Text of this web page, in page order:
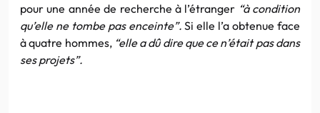
pour une année de recherche à l’étranger “à condition
qu’elle ne tombe pas enceinte”.Si elle l’a obtenue face
à quatre hommes, “elle a dû dire que ce n’était pas dans
ses projets”.